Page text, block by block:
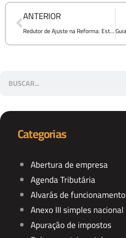
ANTERIOR
Redutor de Ajuste na Reforma: Estratégia para pagar menos imposto
Categorias
Abertura de empresa
Agenda Tributária
Alvarás de funcionamento
Anexo III simples nacional
Apuração de impostos